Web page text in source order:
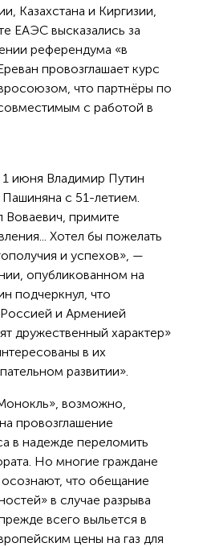
Казахстана и Киргизии,
ЕАЭС высказались за
референдума «в
провозглашает курс
что партнёры по
с работой в
1 июня Владимир Путин
с 51-летием.
примите
Хотел бы пожелать
и успехов», —
опубликованном на
подчеркнул, что
и Арменией
дружественный характер»
в их
развитии».
возможно,
провозглашение
в надежде переломить
Но многие граждане
что обещание
в случае разрыва
всего выльется в
цены на газ для